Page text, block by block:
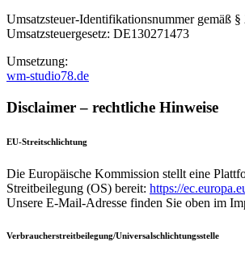
Umsatzsteuer-Identifikationsnummer gemäß §
Umsatzsteuergesetz: DE130271473
Umsetzung:
wm-studio78.de
Disclaimer – rechtliche Hinweise
EU-Streitschlichtung
Die Europäische Kommission stellt eine
Streitbeilegung (OS) bereit: https://
Unsere E-Mail-Adresse finden Sie oben im
Verbraucherstreitbeilegung/Universalschlichtungsstelle